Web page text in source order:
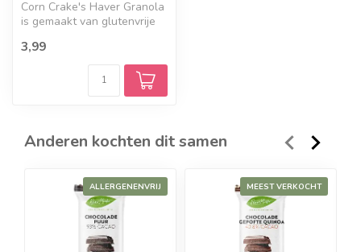
Corn Crake's Haver Granola
is gemaakt van glutenvrije
heer...
3,99
Anderen kochten dit samen
ALLERGENENVRIJ MEEST VERKOCHT